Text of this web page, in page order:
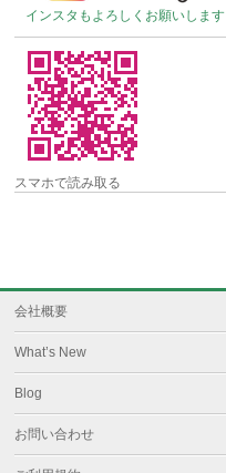
インスタもよろしくお願いします
スマホで読み取る
会社概要
What’s New
Blog
お問い合わせ